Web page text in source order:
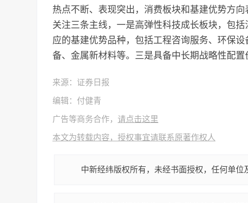
热点不断、表现突出，消费板块和基建优势方
关注三条主线，一是高弹性科技成长板块，包
应的基建优势品种，包括工程咨询服务、环保
备、金属新材料等。三是具备中长期战略性配置
来源：证券日报
编辑：付健青
广告等商务合作， 请点击这里
本文为转载内容，授权事宜请联系原著作权人
中新经纬版权所有，未经书面授权，任何单位